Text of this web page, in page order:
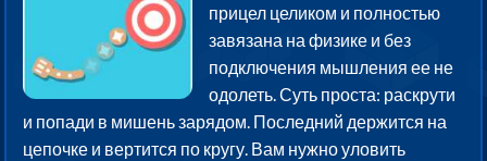
прицел целиком и полностью
завязана на физике и без
подключения мышления ее не
одолеть. Суть проста: раскрути
и попади в мишень зарядом. Последний держится на
цепочке и вертится по кругу. Вам нужно уловить